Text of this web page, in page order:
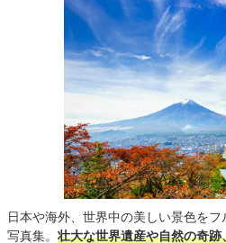
日本や海外、世界中の美しい景色を
写真集。 壮大な世界遺産や自然の奇